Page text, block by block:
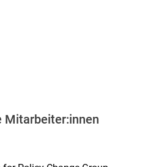
Mitarbeiter:innen